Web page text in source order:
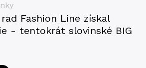
Fashion Line získal
- tentokrát slovinské BIG